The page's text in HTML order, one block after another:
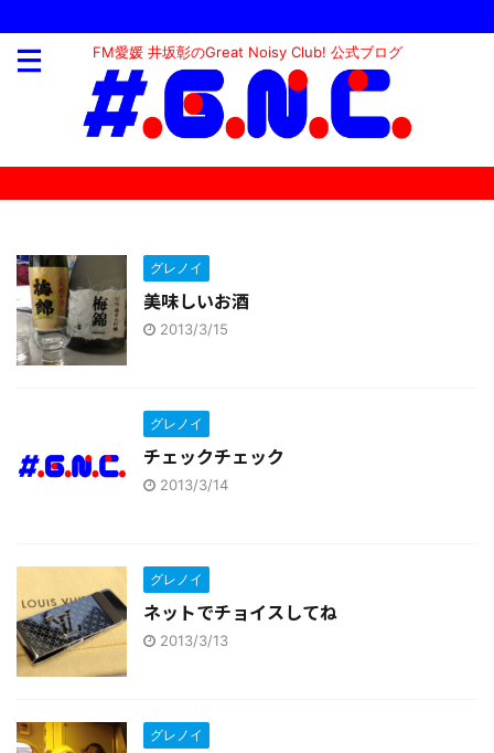
FM愛媛 井坂彰のGreat Noisy Club! 公式ブログ
グレノイ
美味しいお酒
2013/3/15
グレノイ
チェックチェック
2013/3/14
グレノイ
ネットでチョイスしてね
2013/3/13
グレノイ